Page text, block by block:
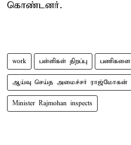
கொண்டனர்.
work பள்ளிகள் திறப்பு பணிகளை
ஆய்வு செய்த அமைச்சர் ராஜ்மோகன்
Minister Rajmohan inspects